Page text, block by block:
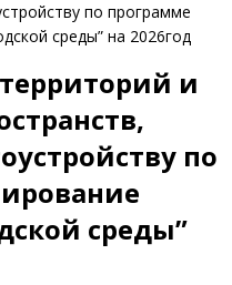
по программе
среды” на 2026год
и
по
среды”